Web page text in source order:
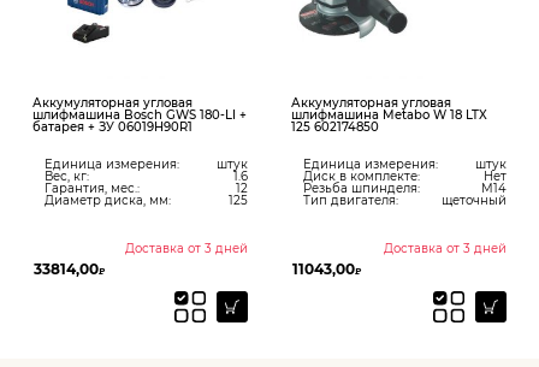
Аккумуляторная угловая
шлифмашина Bosch GWS 180-LI +
батарея + ЗУ 06019H90R1
Единица измерения: штук
Вес, кг: 1.6
Гарантия, мес.: 12
Диаметр диска, мм: 125
Доставка от 3 дней
33814,00₽
Аккумуляторная угловая
шлифмашина Metabo W 18 LTX
125 602174850
Единица измерения: штук
Диск в комплекте: Нет
Резьба шпинделя: М14
Тип двигателя: щеточный
Доставка от 3 дней
11043,00₽